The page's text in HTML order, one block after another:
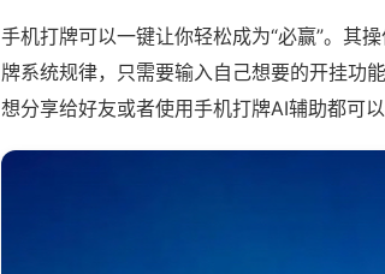
手机打牌可以一键让你轻松成为“必赢”。其
牌系统规律，只需要输入自己想要的开挂功
想分享给好友或者使用手机打牌AI辅助都可以